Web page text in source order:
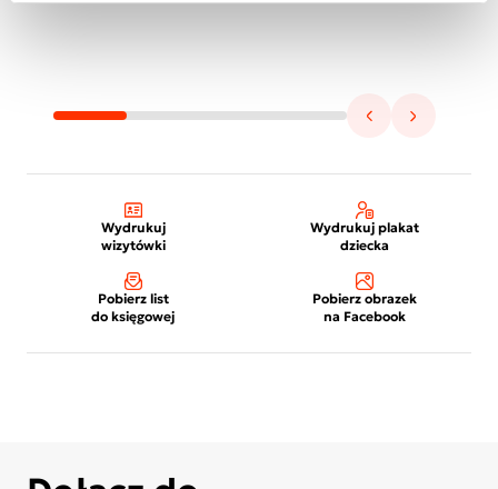
Wydrukuj
wizytówki
Wydrukuj plakat
dziecka
Pobierz list
do księgowej
Pobierz obrazek
na Facebook